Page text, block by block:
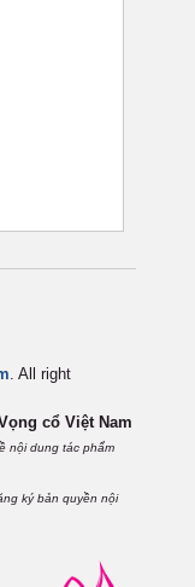
. All right
cổ Việt Nam
nội dung tác phẩm
ký bản quyền nội